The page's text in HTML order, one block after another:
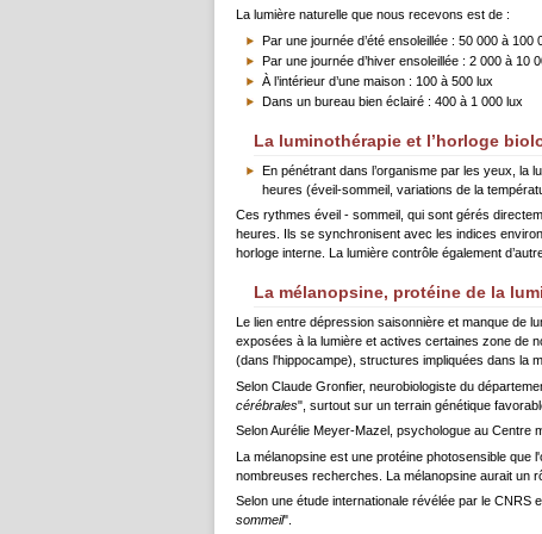
La lumière naturelle que nous recevons est de :
Par une journée d’été ensoleillée : 50 000 à 100
Par une journée d’hiver ensoleillée : 2 000 à 10
À l’intérieur d’une maison : 100 à 500 lux
Dans un bureau bien éclairé : 400 à 1 000 lux
La luminothérapie et l’horloge
En pénétrant dans l’organisme par les yeux, la
heures (éveil-sommeil, variations de la
Ces rythmes éveil - sommeil, qui sont gérés
heures. Ils se synchronisent avec les indices
horloge interne. La lumière contrôle également
La mélanopsine, protéine de la
Le lien entre dépression saisonnière et manque de
exposées à la lumière et actives certaines zone de
(dans l'hippocampe), structures impliquées dans la
Selon Claude Gronfier, neurobiologiste du
cérébrales", surtout sur un terrain génétique
Selon Aurélie Meyer-Mazel, psychologue au Centre
La mélanopsine est une protéine photosensible que
nombreuses recherches. La mélanopsine aurait un
Selon une étude internationale révélée par le CNRS
sommeil".